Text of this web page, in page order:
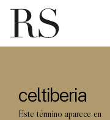
celtiberia
Este término aparece en